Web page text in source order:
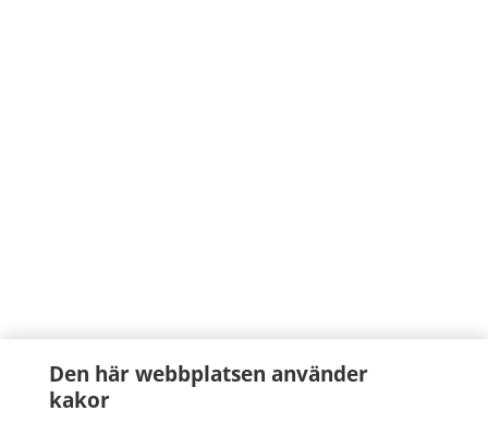
Den här webbplatsen använder
kakor